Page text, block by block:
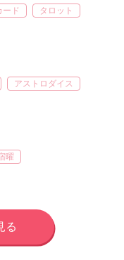
ード タロット
アストロダイス
曜
る